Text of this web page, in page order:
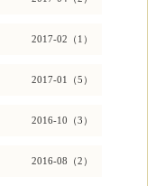
2017-02（1）
2017-01（5）
2016-10（3）
2016-08（2）